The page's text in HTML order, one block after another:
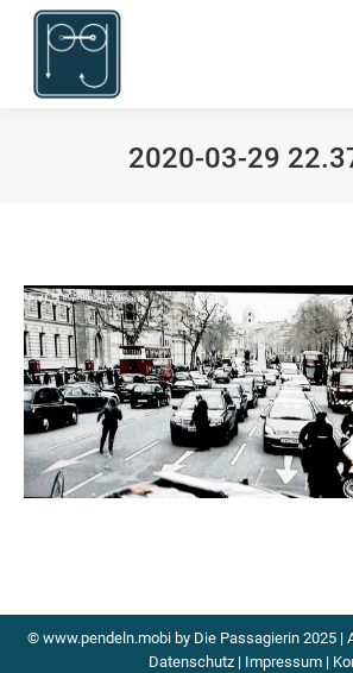
2020-03-29
© www.pendeln.mobi by Die Passagierin 2025 |
Datenschutz| Impressum|